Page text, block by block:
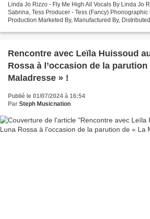
Linda Jo Rizzo - Fly Me High All Vocals By Linda Jo
Sabrina, Tess Producer - Tess (Fancy) Phonographic
Production Marketed By, Manufactured By,
Rencontre avec Leïla Huissoud
Rossa à l’occasion de la parution
Maladresse » !
Publié le 01/07/2024 à 16:54
Par Steph Musicnation